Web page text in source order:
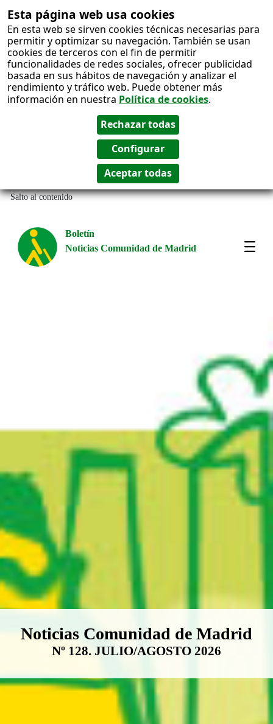
Esta página web usa cookies
En esta web se sirven cookies técnicas necesarias para
permitir y optimizar su navegación. También se usan
cookies de terceros con el fin de permitir
funcionalidades de redes sociales, ofrecer publicidad
basada en sus hábitos de navegación y analizar el
rendimiento y tráfico web. Puede obtener más
información en nuestra Política de cookies.
Salto al contenido
Boletín
Noticias Comunidad de Madrid
Boletín Noticias Comunidad de
Noticias Comunidad de Madrid
Nº 128. JULIO/AGOSTO 2026